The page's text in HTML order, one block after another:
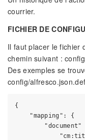
courrier.
FICHIER DE
Il faut placer le fichier
chemin suivant :
Des exemples se
config/
{
    "mapping": {
"document"